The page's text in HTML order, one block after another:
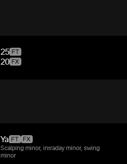
25
20
Ya
Scalping minor, intraday minor, swing
minor